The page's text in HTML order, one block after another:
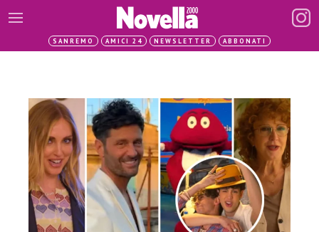
SANREMO AMICI 24 NEWSLETTER ABBONATI